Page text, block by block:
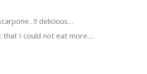
delicious…
I could not eat more….